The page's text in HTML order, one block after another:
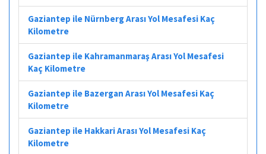
Gaziantep ile Nürnberg Arası Yol Mesafesi Kaç
Kilometre
Gaziantep ile Kahramanmaraş Arası Yol Mesafesi
Kaç Kilometre
Gaziantep ile Bazergan Arası Yol Mesafesi Kaç
Kilometre
Gaziantep ile Hakkari Arası Yol Mesafesi Kaç
Kilometre